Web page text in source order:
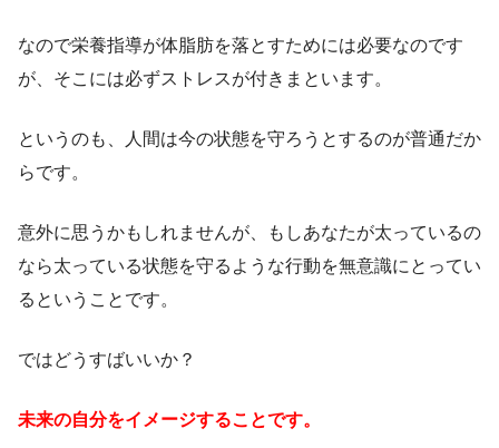
なので栄養指導が体脂肪を落とすためには必要なのです
が、そこには必ずストレスが付きまといます。
というのも、人間は今の状態を守ろうとするのが普通だか
らです。
意外に思うかもしれませんが、もしあなたが太っているの
なら太っている状態を守るような行動を無意識にとってい
るということです。
ではどうすばいいか？
未来の自分をイメージすることです。